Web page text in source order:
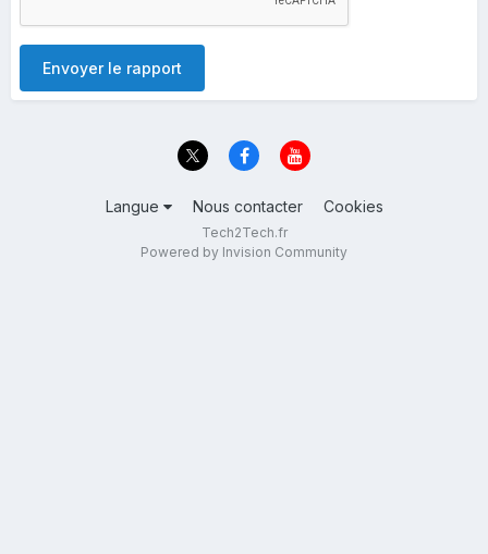
Envoyer le rapport
Langue Nous contacter Cookies
Tech2Tech.fr
Powered by Invision Community